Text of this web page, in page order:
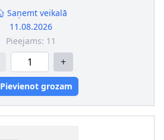
Saņemt veikalā
11.08.2026
Pieejams: 11
+
Pievienot grozam